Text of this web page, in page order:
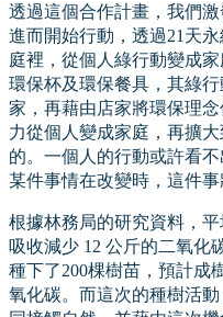
透過這個合作計畫，我們
進而開始行動，透過21天
庭裡，從個人綠行動變成
環保杯及環保餐具，其綠
家，再藉由店家將環保理
力從個人變成家庭，再擴
的。一個人的行動或許看
某件事情在改變時，這件事
根據林務局的研究資料，
吸收減少 12 公斤的二氧化
種下了200棵樹苗，預計成
氧化碳。而這次的種樹活